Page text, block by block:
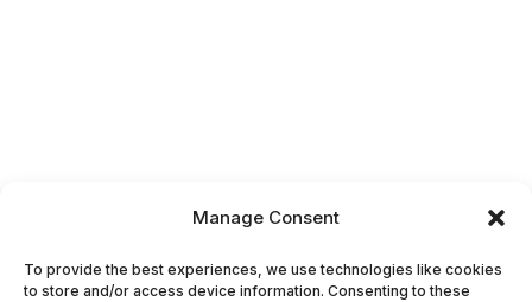
Manage Consent
To provide the best experiences, we use technologies like cookies
to store and/or access device information. Consenting to these